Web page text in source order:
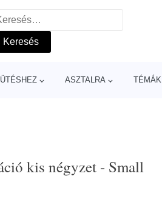
ASZTALRA TÉMÁK
kis négyzet - Small